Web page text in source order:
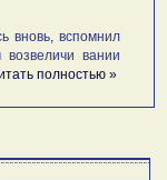
вспомнил
вании
полностью »